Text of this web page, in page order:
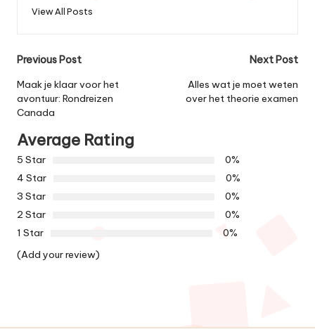
View All Posts
Post
navigation
Previous Post
Maak je klaar voor het
avontuur: Rondreizen
Canada
Next Post
Alles wat je moet weten
over het theorie examen
Average Rating
5 Star
0%
4 Star
0%
3 Star
0%
2 Star
0%
1 Star
0%
(Add your review)